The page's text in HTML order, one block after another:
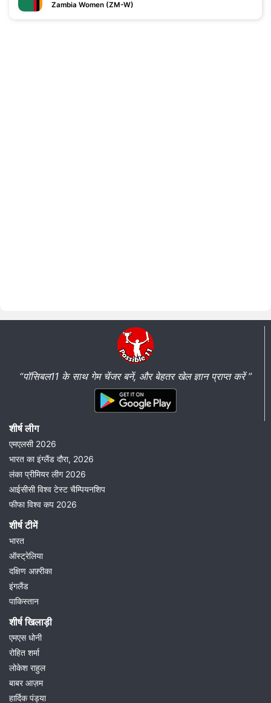
Zambia Women (ZM-W)
“पॉसिबल11 के साथ गेम चेंजर बनें, और बेहतर खेल ज्ञान प्राप्त करें ”
शीर्ष लीग
एमएलसी 2026
भारत का इंग्लैंड दौरा, 2026
लंका प्रीमियर लीग 2026
आईसीसी विश्व टेस्ट चैम्पियनशिप
फीफा विश्व कप 2026
शीर्ष टीमें
भारत
ऑस्ट्रेलिया
दक्षिण अफ़्रीका
इंगलैंड
पाकिस्तान
शीर्ष खिलाड़ी
एमएस धोनी
रोहित शर्मा
लोकेश राहुल
बाबर आज़म
हार्दिक पंड्या